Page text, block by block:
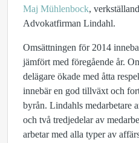
Maj Mühlenbock,
Advokatfirman Lindahl.
Omsättningen för 2014
jämfört med föregående år.
delägare ökade med åtta
innebär en god tillväxt och
byrån. Lindahls medarbetare
och två tredjedelar av
arbetar med alla typer av